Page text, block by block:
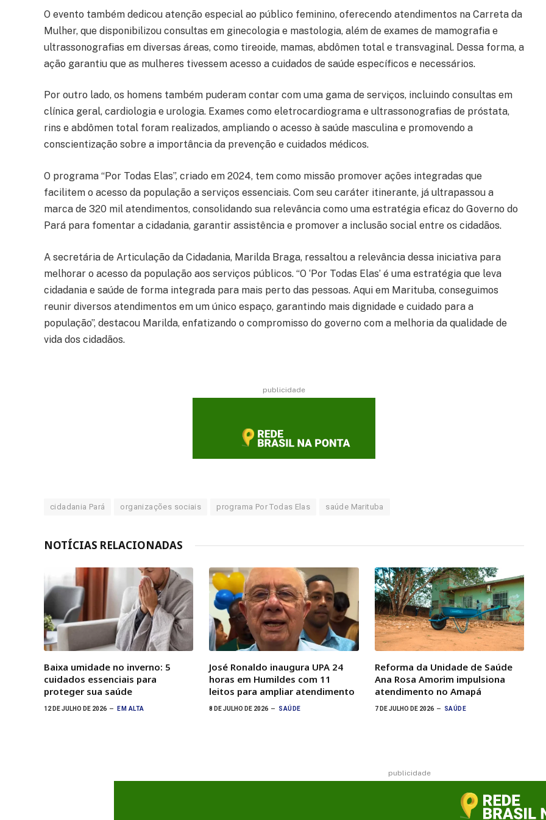
O evento também dedicou atenção especial ao público feminino, oferecendo atendimentos na Carreta da
Mulher, que disponibilizou consultas em ginecologia e mastologia, além de exames de mamografia e
ultrassonografias em diversas áreas, como tireoide, mamas, abdômen total e transvaginal. Dessa forma, a
ação garantiu que as mulheres tivessem acesso a cuidados de saúde específicos e necessários.
Por outro lado, os homens também puderam contar com uma gama de serviços, incluindo consultas em
clínica geral, cardiologia e urologia. Exames como eletrocardiograma e ultrassonografias de próstata,
rins e abdômen total foram realizados, ampliando o acesso à saúde masculina e promovendo a
conscientização sobre a importância da prevenção e cuidados médicos.
O programa “Por Todas Elas”, criado em 2024, tem como missão promover ações integradas que
facilitem o acesso da população a serviços essenciais. Com seu caráter itinerante, já ultrapassou a
marca de 320 mil atendimentos, consolidando sua relevância como uma estratégia eficaz do Governo do
Pará para fomentar a cidadania, garantir assistência e promover a inclusão social entre os cidadãos.
A secretária de Articulação da Cidadania, Marilda Braga, ressaltou a relevância dessa iniciativa para
melhorar o acesso da população aos serviços públicos. “O ‘Por Todas Elas’ é uma estratégia que leva
cidadania e saúde de forma integrada para mais perto das pessoas. Aqui em Marituba, conseguimos
reunir diversos atendimentos em um único espaço, garantindo mais dignidade e cuidado para a
população”, destacou Marilda, enfatizando o compromisso do governo com a melhoria da qualidade de
vida dos cidadãos.
publicidade
cidadania Pará organizações sociais programa Por Todas Elas saúde Marituba
NOTÍCIAS RELACIONADAS
Baixa umidade no inverno: 5
cuidados essenciais para
proteger sua saúde
12 DE JULHO DE 2026 EM ALTA
José Ronaldo inaugura UPA 24
horas em Humildes com 11
leitos para ampliar atendimento
8 DE JULHO DE 2026 SAÚDE
Reforma da Unidade de Saúde
Ana Rosa Amorim impulsiona
atendimento no Amapá
7 DE JULHO DE 2026 SAÚDE
publicidade